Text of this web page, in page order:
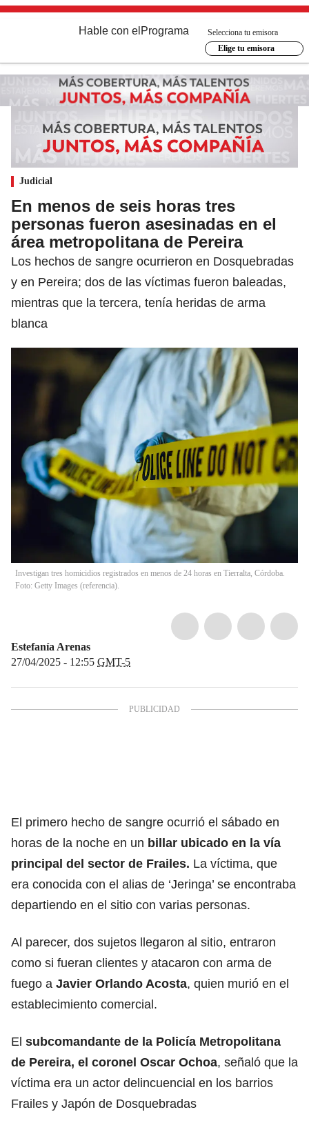
Hable con el Programa
Selecciona tu emisora
Elige tu emisora
Judicial
En menos de seis horas tres
personas fueron asesinadas en el
área metropolitana de Pereira
Los hechos de sangre ocurrieron en Dosquebradas
y en Pereira; dos de las víctimas fueron baleadas,
mientras que la tercera, tenía heridas de arma
blanca
Investigan tres homicidios registrados en menos de 24 horas en Tierralta, Córdoba.
Foto: Getty Images (referencia).
Estefanía Arenas
27/04/2025 - 12:55 GMT-5
El primero hecho de sangre ocurrió el sábado en
horas de la noche en un billar ubicado en la vía
principal del sector de Frailes. La víctima, que
era conocida con el alias de ‘Jeringa’ se encontraba
departiendo en el sitio con varias personas.
Al parecer, dos sujetos llegaron al sitio, entraron
como si fueran clientes y atacaron con arma de
fuego a Javier Orlando Acosta, quien murió en el
establecimiento comercial.
El subcomandante de la Policía Metropolitana
de Pereira, el coronel Oscar Ochoa, señaló que la
víctima era un actor delincuencial en los barrios
Frailes y Japón de Dosquebradas